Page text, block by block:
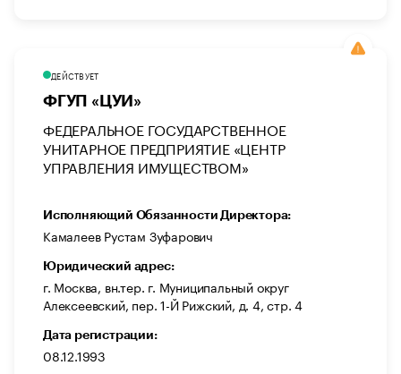
ДЕЙСТВУЕТ
ФГУП «ЦУИ»
ФЕДЕРАЛЬНОЕ ГОСУДАРСТВЕННОЕ
УНИТАРНОЕ ПРЕДПРИЯТИЕ «ЦЕНТР
УПРАВЛЕНИЯ ИМУЩЕСТВОМ»
Исполняющий Обязанности Директора:
Камалеев Рустам Зуфарович
Юридический адрес:
г. Москва, вн.тер. г. Муниципальный округ
Алексеевский, пер. 1-Й Рижский, д. 4, стр. 4
Дата регистрации:
08.12.1993